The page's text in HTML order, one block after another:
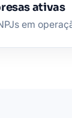
ativas
em